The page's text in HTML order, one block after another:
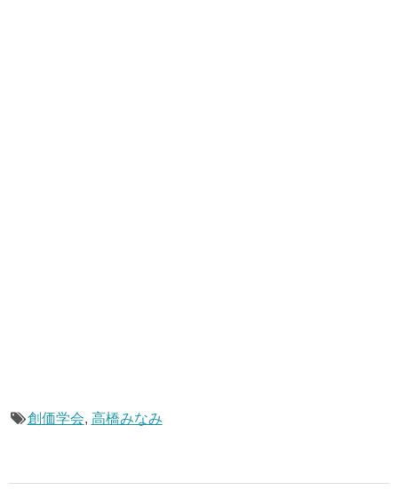
創価学会, 高橋みなみ